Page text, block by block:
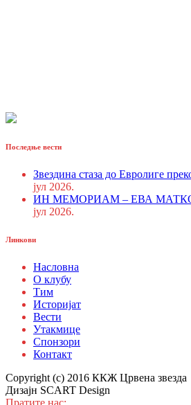
Последње вести
Звездина стаза до Евролиге
јул 2026.
ИН МЕМОРИАМ – ЕВА
јул 2026.
Линкови
Насловна
О клубу
Тим
Историјат
Вести
Утакмице
Спонзори
Контакт
Copyright (c) 2016 ККЖ Црвена звезда
Дизајн SCART Design